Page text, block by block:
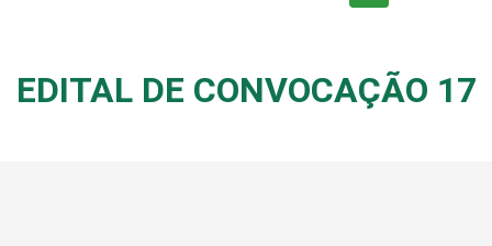
EDITAL DE CONVOCAÇÃO 17